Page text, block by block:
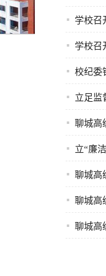
学校召
学校召
校纪委
立足监
聊城高
立“廉
聊城高
聊城高
聊城高